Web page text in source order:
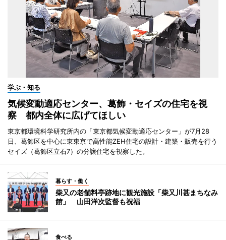
学ぶ・知る
気候変動適応センター、葛飾・セイズの住宅を視
察 都内全体に広げてほしい
東京都環境科学研究所内の「東京都気候変動適応センター」が7月28
日、葛飾区を中心に東東京で高性能ZEH住宅の設計・建築・販売を行う
セイズ（葛飾区立石7）の分譲住宅を視察した。
暮らす・働く
柴又の老舗料亭跡地に観光施設「柴又川甚まちなみ
館」 山田洋次監督も祝福
食べる